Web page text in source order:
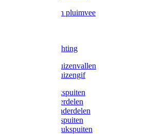
Voerbakken pluimvee
LED verlichting
Ratten / Muizenvallen
Ratten / Muizengif
Gloria drukspuiten
Gloria onderdelen
Gardena onderdelen
Dario drukspuiten
Gardena drukspuiten